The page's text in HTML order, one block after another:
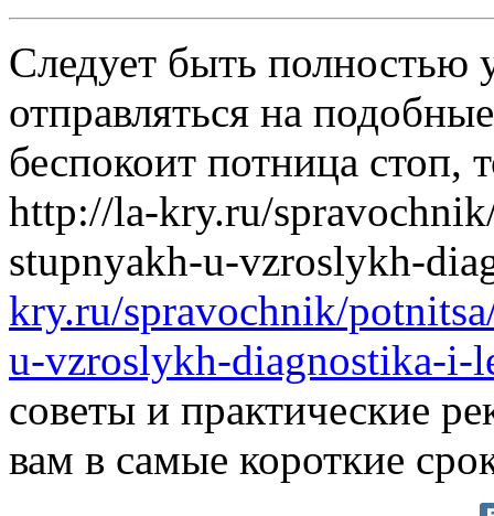
Следует быть полностью
отправляться на
беспокоит потница стоп,
http://la-kry.ru/
stupnyakh-u-vzroslykh-
kry.ru/spravochnik/
u-vzroslykh-diagnostika-i-
советы и практические
вам в самые короткие